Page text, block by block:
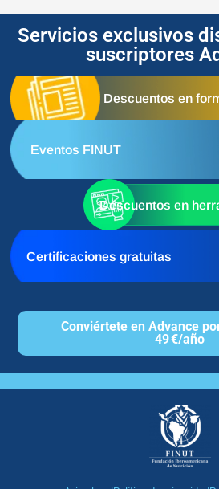
Servicios exclusivos
suscriptores
Descuentos en
Eventos FINUT
Descuentos en
Certificaciones gratuitas
Conviértete en Advance
49 €/año